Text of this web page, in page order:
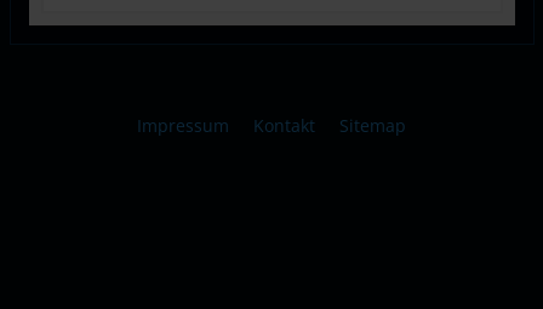
Impressum Kontakt Sitemap